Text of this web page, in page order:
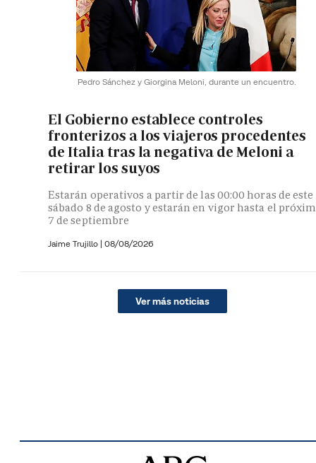
Pedro Sánchez y Giorgina Meloni, durante un encuentro.
El Gobierno establece controles
fronterizos a los viajeros procedentes
de Italia tras la negativa de Meloni a
retirar los suyos
Estarán operativos a partir de las 00:00 horas de este
sábado 8 de agosto y estarán en vigor hasta el
7 de septiembre
Jaime Trujillo | 08/08/2026
Ver más noticias